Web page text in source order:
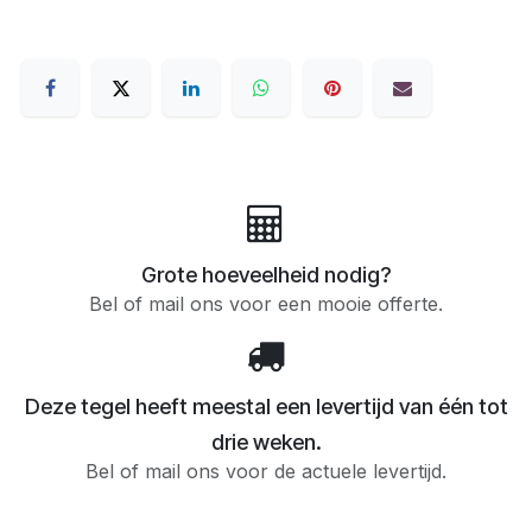
Grote hoeveelheid nodig?
Bel of mail ons voor een mooie offerte.
Deze tegel heeft meestal een levertijd van één tot
drie weken.
Bel of mail ons voor de actuele levertijd.